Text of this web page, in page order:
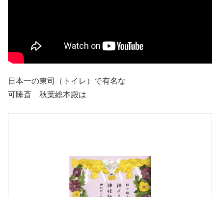
日本一の東司（トイレ）で有名な
可睡斎 秋葉総本殿は